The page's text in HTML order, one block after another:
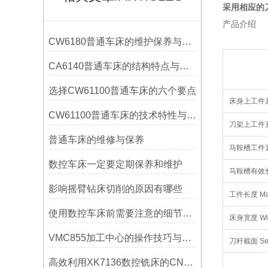
CW6180普通车床的维护保养与延长使用寿命技巧说明
CA6140普通车床的结构特点与工作原理解析
选择CW61100普通车床的六个要点
CW61100普通车床的技术特性与操作优势
普通车床的维修与保养
数控车床一定要定期保养和维护
影响摇臂钻床切削的原因有哪些
使用数控车床前需要注意的细节有哪些呢？
VMC855加工中心的操作技巧与维护指南
高效利用XK7136数控铣床的CNC系统？
采用相应的
产品介绍
床身上工件
刀架上工件
马鞍槽工件
马鞍槽有效
工件长度
床身宽度
刀杆截面